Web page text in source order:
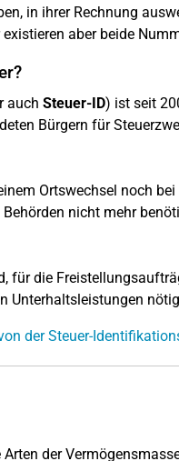
in ihrer Rechnung
aber beide
auch Steuer-ID) ist seit
Bürgern für
Ortswechsel noch
nicht mehr
für die
Unterhaltsleistungen
der Steuer-
der